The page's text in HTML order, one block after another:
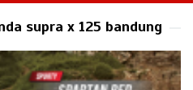
supra x 125 bandung